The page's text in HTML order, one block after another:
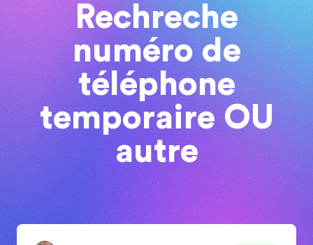
Rechreche
numéro de
téléphone
temporaire OU
autre